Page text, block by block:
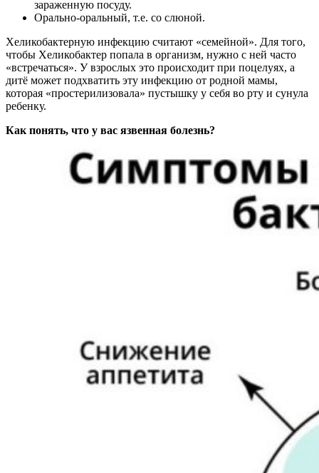
зараженную посуду.
Орально-оральный, т.е. со слюной.
Хеликобактерную инфекцию считают «семейной». Для того,
чтобы Хеликобактер попала в организм, нужно с ней часто
«встречаться». У взрослых это происходит при поцелуях, а
дитё может подхватить эту инфекцию от родной мамы,
которая «простерилизовала» пустышку у себя во рту и сунула
ребенку.
Как понять, что у вас язвенная болезнь?